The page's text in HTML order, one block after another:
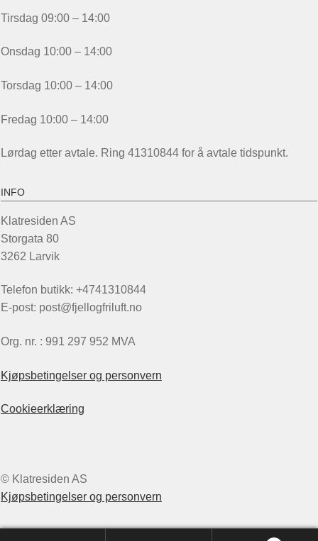
Tirsdag 09:00 – 14:00
Onsdag 10:00 – 14:00
Torsdag 10:00 – 14:00
Fredag 10:00 – 14:00
Lørdag etter avtale. Ring 41310844 for å avtale tidspunkt.
INFO
Klatresiden AS
Storgata 80
3262 Larvik
Telefon butikk: +4741310844
E-post: post@fjellogfriluft.no
Org. nr. : 991 297 952 MVA
Kjøpsbetingelser og personvern
Cookieerklæring
© Klatresiden AS
Kjøpsbetingelser og personvern